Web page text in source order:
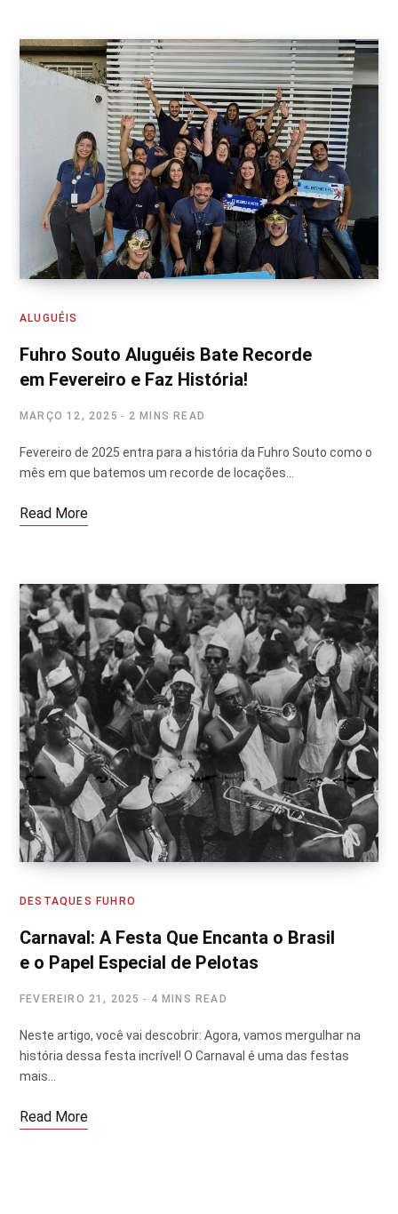
ALUGUÉIS
Fuhro Souto Aluguéis Bate Recorde
em Fevereiro e Faz História!
MARÇO 12, 2025 2 MINS READ
Fevereiro de 2025 entra para a história da Fuhro Souto como o
mês em que batemos um recorde de locações…
Read More
DESTAQUES FUHRO
Carnaval: A Festa Que Encanta o Brasil
e o Papel Especial de Pelotas
FEVEREIRO 21, 2025 4 MINS READ
Neste artigo, você vai descobrir: Agora, vamos mergulhar na
história dessa festa incrível! O Carnaval é uma das festas
mais…
Read More